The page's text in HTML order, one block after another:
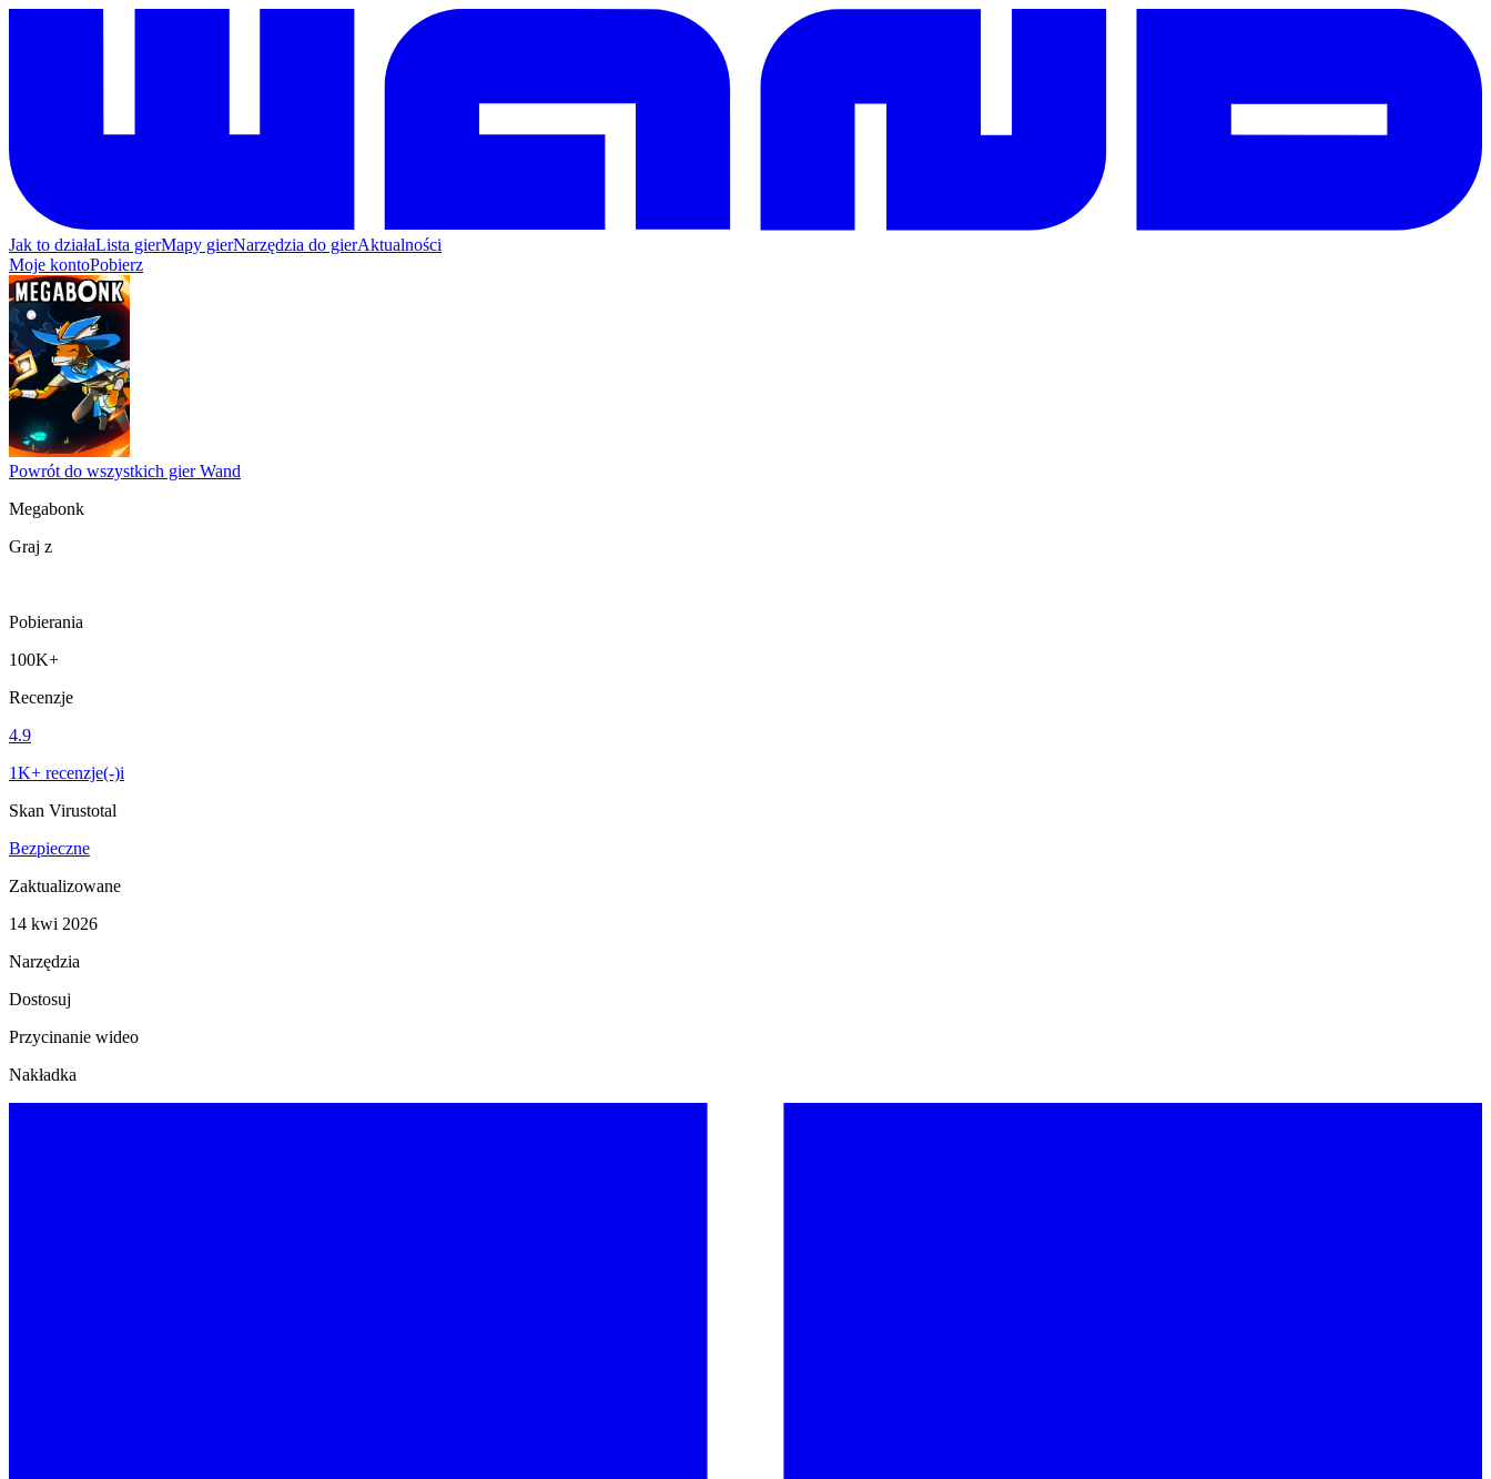
Jak to działaLista gierMapy gierNarzędzia do gierAktualności
Moje kontoPobierz
Powrót do wszystkich gier Wand
Megabonk
Graj z
Pobierania
100K+
Recenzje
4.9
1K+ recenzje(-)i
Skan Virustotal
Bezpieczne
Zaktualizowane
14 kwi 2026
Narzędzia
Dostosuj
Przycinanie wideo
Nakładka